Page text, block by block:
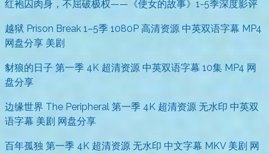
红袍囚肉身，不屈破极权——《使女的故事》1-5季深度影评
越狱 Prison Break 1–5季 1080P 高清资源 中英双语字幕 MP4
网盘分享 美剧
豺狼的日子 第一季 4K 超清资源 中英双语字幕 10集 MP4 网
盘分享
边缘世界 The Peripheral 第一季 4K 超清资源 无水印 中英双
语字幕 美剧 网盘分享
百年孤独 第一季 4K 超清资源 无水印 中文字幕 MKV 美剧 网